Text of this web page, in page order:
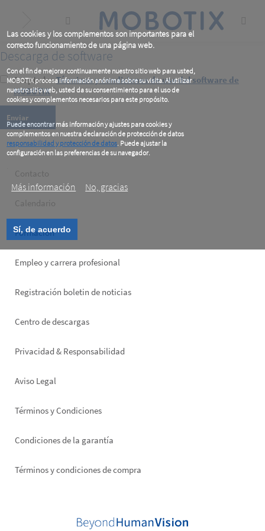
Las cookies y los complementos son importantes para el
correcto funcionamiento de una página web.
Con el fin de mejorar continuamente nuestro sitio web para usted,
MOBOTIX procesa información anónima sobre su visita. Al utilizar
nuestro sitio web, usted da su consentimiento para el uso de
cookies y complementos necesarios para este propósito.
Puede encontrar más información y ajustes para cookies y
complementos en nuestra declaración de protección de datos
responsabilidad y protección de datos. Puede ajustar la
configuración en las preferencias de su navegador.
Más información
No, gracias
Sí, de acuerdo
content
Descarga de software
Acepto losTérminos y condiciones de uso del software de
MOBOTIX*
Footer
left
Contacto
Calendario
Formación
Empleo y carrera profesional
Registración boletin de noticias
Footer
Centro de descargas
Privacidad & Responsabilidad
Aviso Legal
Términos y Condiciones
Condiciones de la garantía
Términos y condiciones de compra